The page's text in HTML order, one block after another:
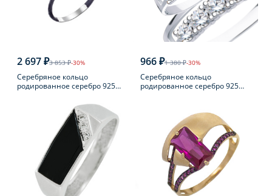
2 697 ₽3 853 ₽-30%
Серебряное кольцо
родированное серебро 925
966 ₽1 380 ₽-30%
Серебряное кольцо
родированное серебро 925